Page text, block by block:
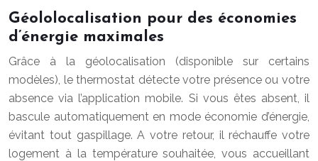
Géololocalisation pour des économies
d’énergie maximales
Grâce à la géolocalisation (disponible sur certains
modèles), le thermostat détecte votre présence ou votre
absence via l’application mobile. Si vous êtes absent, il
bascule automatiquement en mode économie d’énergie,
évitant tout gaspillage. A votre retour, il réchauffe votre
logement à la température souhaitée, vous accueillant